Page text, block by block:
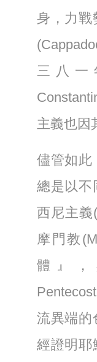
身，力戰
三八一
主義也因
儘管如
總是以不
西尼主義
摩門教
體』，
流異端的
經證明耶